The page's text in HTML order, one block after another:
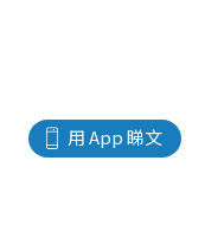
用 App 睇文